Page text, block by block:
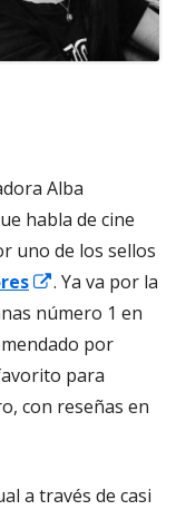
Alba
habla de cine
uno de los sellos
Abrir
en
una
ventana
nueva
. Ya va por la
número 1 en
por
para
con reseñas en
a través de casi